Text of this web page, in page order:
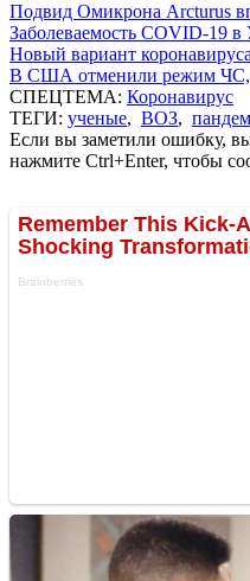
Подвид Омикрона Arcturus
Заболеваемость COVID-19
Новый вариант
В США отменили режим ЧС,
СПЕЦТЕМА: Коронавирус
ТЕГИ: ученые, ВОЗ,
Если вы заметили ошибку,
нажмите Ctrl+Enter, чтобы